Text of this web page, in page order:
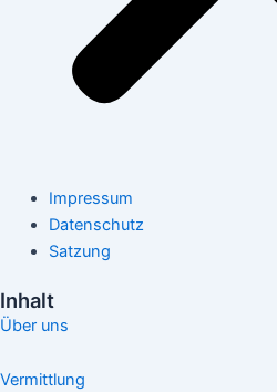
Impressum
Datenschutz
Satzung
Inhalt
Über uns
Vermittlung